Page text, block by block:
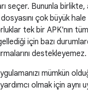
seçer. Bununla
çok büyük
tek bir APK'nın
için bazı
destekleyemez.
mümkün
olmak için aynı